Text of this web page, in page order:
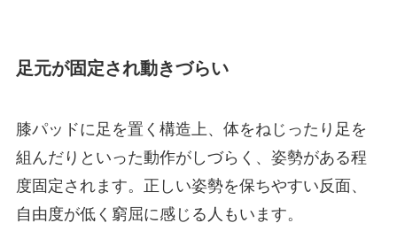
足元が固定され動きづらい
膝パッドに足を置く構造上、体をねじったり足を
組んだりといった動作がしづらく、姿勢がある程
度固定されます。正しい姿勢を保ちやすい反面、
自由度が低く窮屈に感じる人もいます。